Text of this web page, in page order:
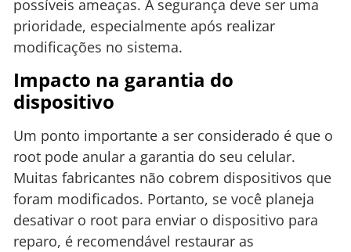
possíveis ameaças. A segurança deve ser uma
prioridade, especialmente após realizar
modificações no sistema.
Impacto na garantia do
dispositivo
Um ponto importante a ser considerado é que o
root pode anular a garantia do seu celular.
Muitas fabricantes não cobrem dispositivos que
foram modificados. Portanto, se você planeja
desativar o root para enviar o dispositivo para
reparo, é recomendável restaurar as